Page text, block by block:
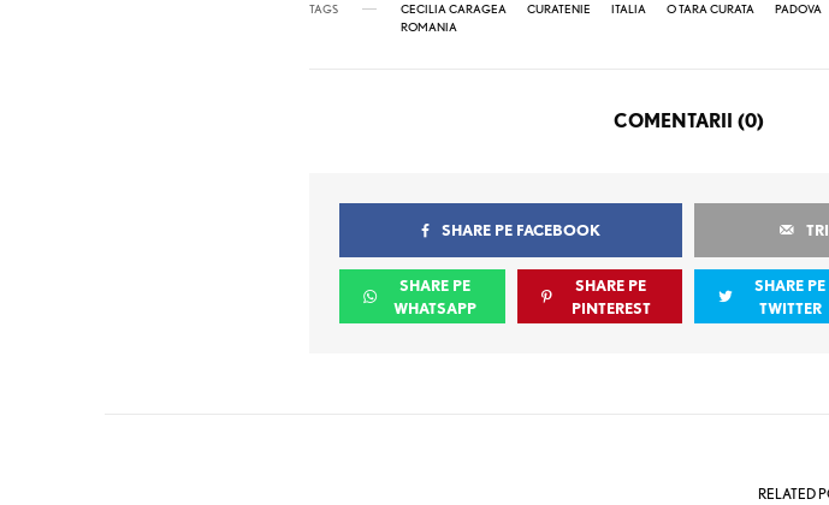
TAGS CECILIA CARAGEA CURATENIE ITALIA O TARA CURATA PADOVA
ROMANIA
COMENTARII (0)
SHARE PE FACEBOOK
SHARE PE
WHATSAPP
SHARE PE
PINTEREST
SHARE PE
TWITTER
RELATED